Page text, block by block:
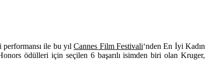
performansı ile bu yılCannes Film Festivali‘nden En İyi Kadın
ödülleri için seçilen 6 başarılı isimden biri olan Kruger,